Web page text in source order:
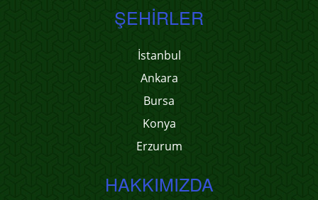
ŞEHIRLER
İstanbul
Ankara
Bursa
Konya
Erzurum
HAKKIMIZDA